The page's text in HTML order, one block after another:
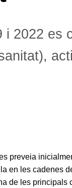
i 2022 es
preveia
en les cadenes
de les